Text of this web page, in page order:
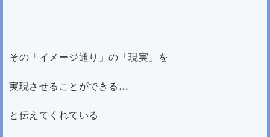
その「イメージ通り」の「現実」を
実現させることができる…
と伝えてくれている